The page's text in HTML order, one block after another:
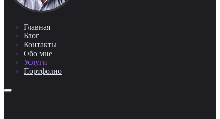
Главная
Блог
Контакты
Обо мне
Услуги
Портфолио